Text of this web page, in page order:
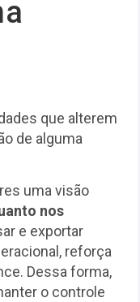
que alterem
de alguma
uma visão
nos
e exportar
reforça
Dessa forma,
o controle